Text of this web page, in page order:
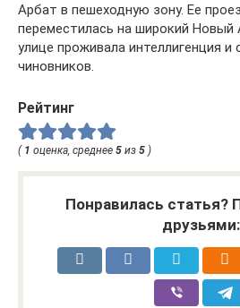
Арбат в пешеходную зону. Ее
переместилась на широкий Новый
улице проживала интеллигенция и
чиновников.
Рейтинг
( 1 оценка, среднее 5 из 5 )
Понравилась статья?
друзьями: